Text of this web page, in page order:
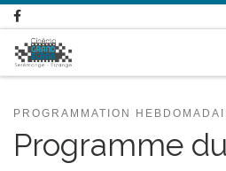
PROGRAMMATION
Programme